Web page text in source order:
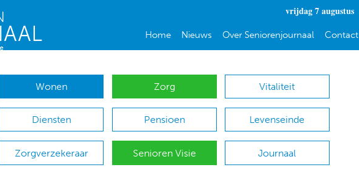
vrijdag 7 augustus
Home Nieuws Over Seniorenjournaal Contact
Wonen Zorg Vitaliteit
Diensten Pensioen Levenseinde
Zorgverzekeraar Senioren Visie Journaal